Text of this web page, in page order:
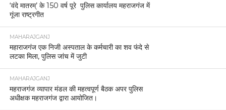
‘वंदे मातरम्’ के 150 वर्ष पूरे पुलिस कार्यालय महराजगंज में
गूंजा राष्ट्रगीत
MAHARAJGANJ
महाराजगंज एक निजी अस्पताल के कर्मचारी का शव फंदे से
लटका मिला, पुलिस जांच में जुटी
MAHARAJGANJ
महराजगंज व्यापार मंडल की महत्वपूर्ण बैठक अपर पुलिस
अधीक्षक महराजगंज द्वारा आयोजित।